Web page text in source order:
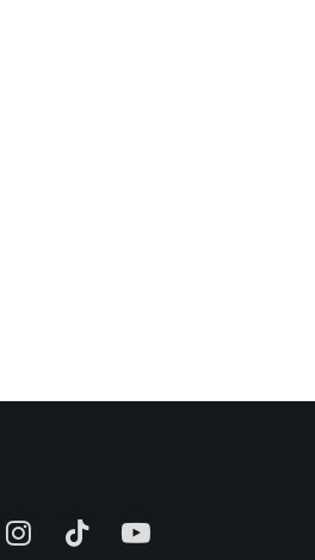
InstagramTikTok YouTube